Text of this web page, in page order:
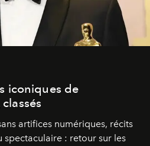
iconiques de
artifices numériques, récits
spectaculaire : retour sur les